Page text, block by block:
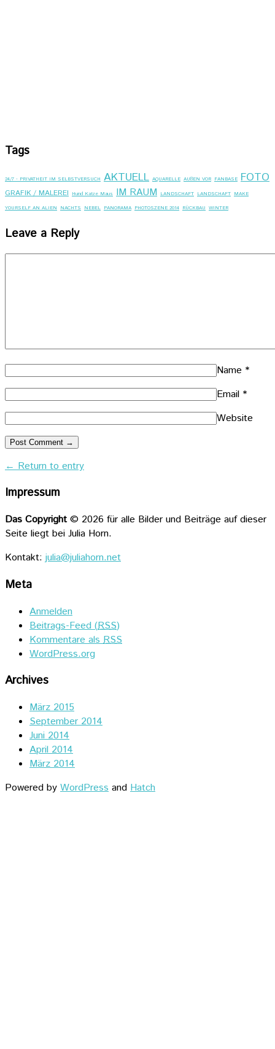
Tags
24/7 - PRIVATHEIT IM SELBSTVERSUCH AKTUELL AQUARELLE AUßEN VOR FANBASE FOTO
GRAFIK / MALEREI Hund Katze Maus IM RAUM LANDSCHAFT LANDSCHAFT MAKE
YOURSELF AN ALIEN NACHTS NEBEL PANORAMA PHOTOSZENE 2014 RÜCKBAU WINTER
Leave a Reply
Name *
Email *
Website
← Return to entry
Impressum
Das Copyright© 2026 für alle Bilder und Beiträge auf dieser
Seite liegt bei Julia Horn.
Kontakt: julia@juliahorn.net
Meta
Anmelden
Beitrags-Feed (RSS)
Kommentare alsRSS
WordPress.org
Archives
März 2015
September 2014
Juni 2014
April 2014
März 2014
Powered by WordPress and Hatch